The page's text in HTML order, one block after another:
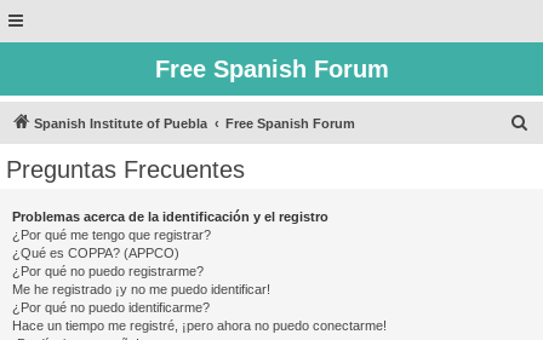
Free Spanish Forum
Spanish Institute of Puebla Free Spanish Forum
Preguntas Frecuentes
Problemas acerca de la identificación y el registro
¿Por qué me tengo que registrar?
¿Qué es COPPA? (APPCO)
¿Por qué no puedo registrarme?
Me he registrado ¡y no me puedo identificar!
¿Por qué no puedo identificarme?
Hace un tiempo me registré, ¡pero ahora no puedo conectarme!